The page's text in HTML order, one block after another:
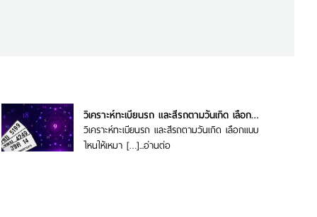
วิเคราะห์ทะเบียนรถ และสีรถตามวันเกิด เลือกแบบไหนให้เหมาะกับคุณ
วิเคราะห์ทะเบียนรถ และสีรถตามวันเกิด เลือกแบบ
ไหนให้เหมา […]...อ่านต่อ